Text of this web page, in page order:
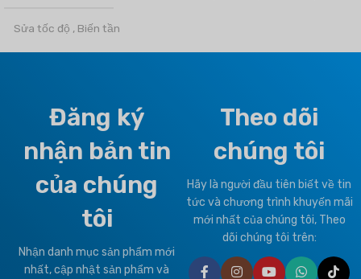
Sửa tốc độ , Biến tần
R410a
LOẠI KHÍ HẬU
THƯƠNG HIỆU
OPTIONAL FUNCTION
Motorized Valves &
Thermostat Controller
HEALTHY PLUS
FUNCTION
Đăng ký
nhận bản tin
của chúng
tôi
Nhận danh mục sản phẩm mới
nhất, cập nhật sản phẩm và
Theo dõi
chúng tôi
Hãy là người đầu tiên biết về tin
tức và chương trình khuyến mãi
mới nhất của chúng tôi, Theo
dõi chúng tôi trên: